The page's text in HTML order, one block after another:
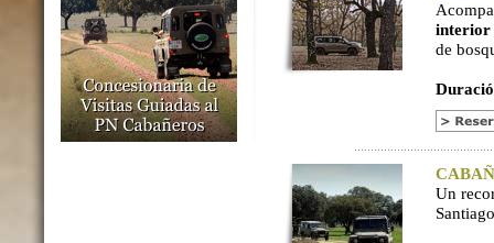
interior
de
Un